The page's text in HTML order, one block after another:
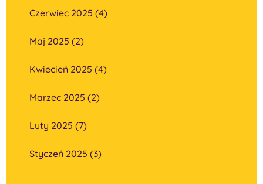
Czerwiec 2025 (4)
Maj 2025 (2)
Kwiecień 2025 (4)
Marzec 2025 (2)
Luty 2025 (7)
Styczeń 2025 (3)